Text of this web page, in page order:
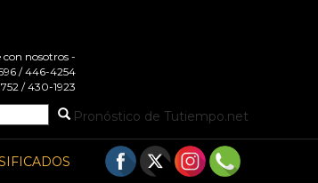
nosotros -
/ 446-4254
/ 430-1923
Pronóstico de Tutiempo.net